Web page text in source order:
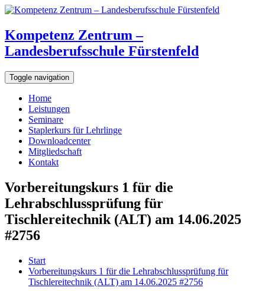
Kompetenz Zentrum –
Landesberufsschule Fürstenfeld
Toggle navigation
Home
Leistungen
Seminare
Staplerkurs für Lehrlinge
Downloadcenter
Mitgliedschaft
Kontakt
Vorbereitungskurs 1 für die
Lehrabschlussprüfung für
Tischlereitechnik (ALT) am 14.06.2025
#2756
Start
Vorbereitungskurs 1 für die Lehrabschlussprüfung für
Tischlereitechnik (ALT) am 14.06.2025 #2756